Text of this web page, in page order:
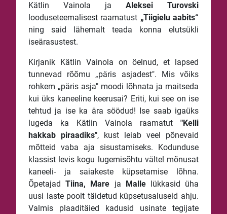
Kätlin Vainola ja Aleksei Turovski
looduseteemalisest raamatust „Tiigielu aabits“
ning said lähemalt teada konna elutsükli
iseärasustest.
Kirjanik Kätlin Vainola on öelnud, et lapsed
tunnevad rõõmu „päris asjadest". Mis võiks
rohkem „päris asja" moodi lõhnata ja maitseda
kui üks kaneeline keerusai? Eriti, kui see on ise
tehtud ja ise ka ära söödud! Ise saab igaüks
lugeda ka Kätlin Vainola raamatut "Kelli
hakkab piraadiks", kust leiab veel põnevaid
mõtteid vaba aja sisustamiseks. Kodunduse
klassist levis kogu lugemisõhtu vältel mõnusat
kaneeli- ja saiakeste küpsetamise lõhna.
ÕpetajadTiina, Mare ja Mallelükkasid üha
uusi laste poolt täidetud küpsetusaluseid ahju.
Valmis plaaditäied kadusid usinate tegijate